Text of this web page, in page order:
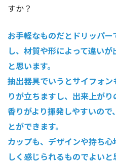
すか？
お手軽なものだとドリッパ
し、材質や形によって違い
と思います。
抽出器具でいうとサイフォ
りが立ちますし、出来上が
香りがより揮発しやすいの
とができます。
カップも、デザインや持ち
しく感じられるものでよい